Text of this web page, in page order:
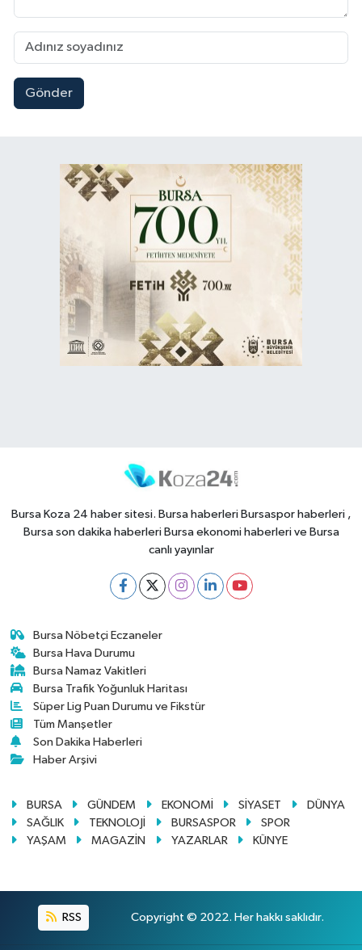
Gönder
Bursa Koza 24 haber sitesi. Bursa haberleri Bursaspor haberleri ,
Bursa son dakika haberleri Bursa ekonomi haberleri ve Bursa
canlı yayınlar
Bursa Nöbetçi Eczaneler
Bursa Hava Durumu
Bursa Namaz Vakitleri
Bursa Trafik Yoğunluk Haritası
Süper Lig Puan Durumu ve Fikstür
Tüm Manşetler
Son Dakika Haberleri
Haber Arşivi
BURSA GÜNDEM EKONOMİ SİYASET
DÜNYA
SAĞLIK
TEKNOLOJİ BURSASPOR
SPOR
YAŞAM
MAGAZİN YAZARLAR KÜNYE
RSS Copyright © 2022. Her hakkı saklıdır.